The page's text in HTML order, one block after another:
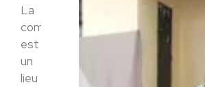
La
communauté
est
un
lieu